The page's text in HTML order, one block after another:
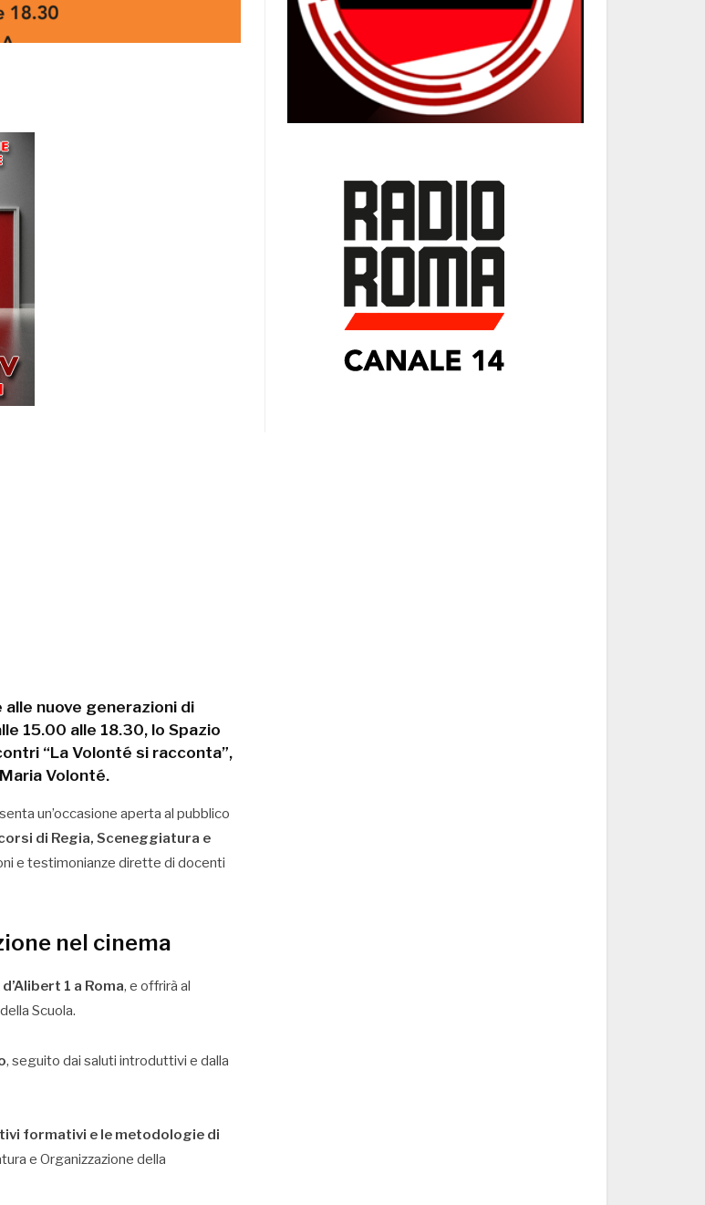
nuove generazioni di
15.00 alle 18.30, lo Spazio
“La Volonté si racconta”,
Volonté.
un’occasione aperta al pubblico
di Regia, Sceneggiatura e
e testimonianze dirette di docenti
nel cinema
1 a Roma, e offrirà al
Scuola.
, seguito dai saluti introduttivi e dalla
formativi e le metodologie di
e Organizzazione della